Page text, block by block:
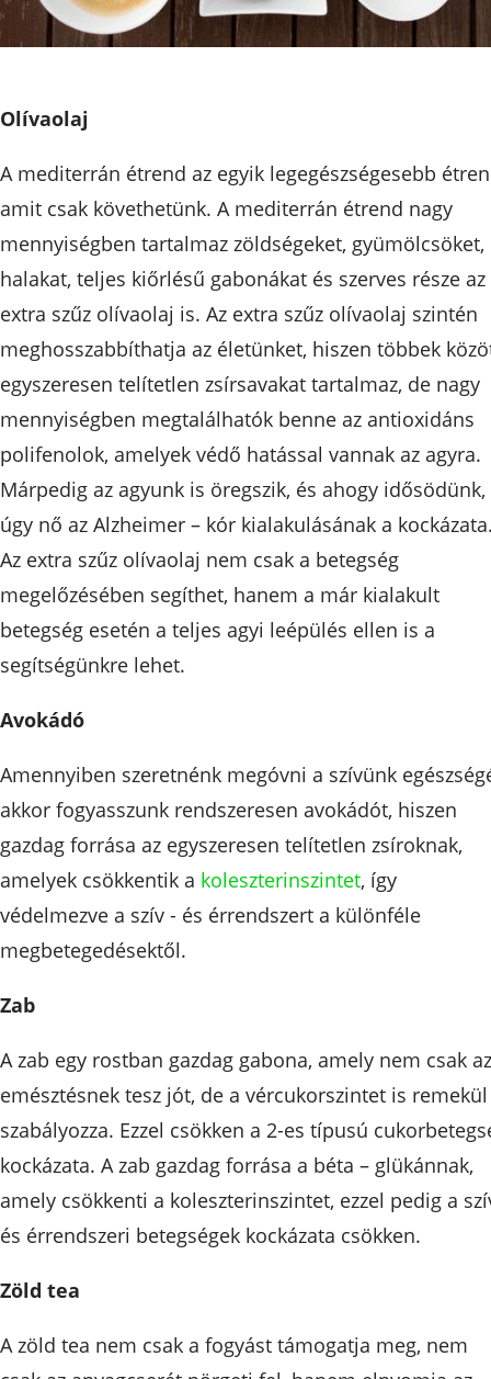
Olívaolaj
A mediterrán étrend az egyik legegészségesebb
amit csak követhetünk. A mediterrán étrend nagy
mennyiségben tartalmaz zöldségeket, gyümölcsöket,
halakat, teljes kiőrlésű gabonákat és szerves része az
extra szűz olívaolaj is. Az extra szűz olívaolaj szintén
meghosszabbíthatja az életünket, hiszen többek
egyszeresen telítetlen zsírsavakat tartalmaz, de nagy
mennyiségben megtalálhatók benne az antioxidáns
polifenolok, amelyek védő hatással vannak az agyra.
Márpedig az agyunk is öregszik, és ahogy idősödünk,
úgy nő az Alzheimer – kór kialakulásának a
Az extra szűz olívaolaj nem csak a betegség
megelőzésében segíthet, hanem a már kialakult
betegség esetén a teljes agyi leépülés ellen is a
segítségünkre lehet.
Avokádó
Amennyiben szeretnénk megóvni a szívünk
akkor fogyasszunk rendszeresen avokádót, hiszen
gazdag forrása az egyszeresen telítetlen zsíroknak,
amelyek csökkentik a koleszterinszintet, így
védelmezve a szív - és érrendszert a különféle
megbetegedésektől.
Zab
A zab egy rostban gazdag gabona, amely nem csak az
emésztésnek tesz jót, de a vércukorszintet is remekül
szabályozza. Ezzel csökken a 2-es típusú
kockázata. A zab gazdag forrása a béta – glükánnak,
amely csökkenti a koleszterinszintet, ezzel pedig a
és érrendszeri betegségek kockázata csökken.
Zöld tea
A zöld tea nem csak a fogyást támogatja meg, nem